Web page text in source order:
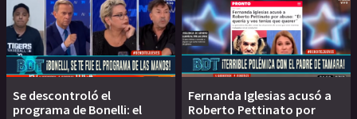
Se descontroló el
programa de Bonelli: el
Fernanda Iglesias acusó a
Roberto Pettinato por